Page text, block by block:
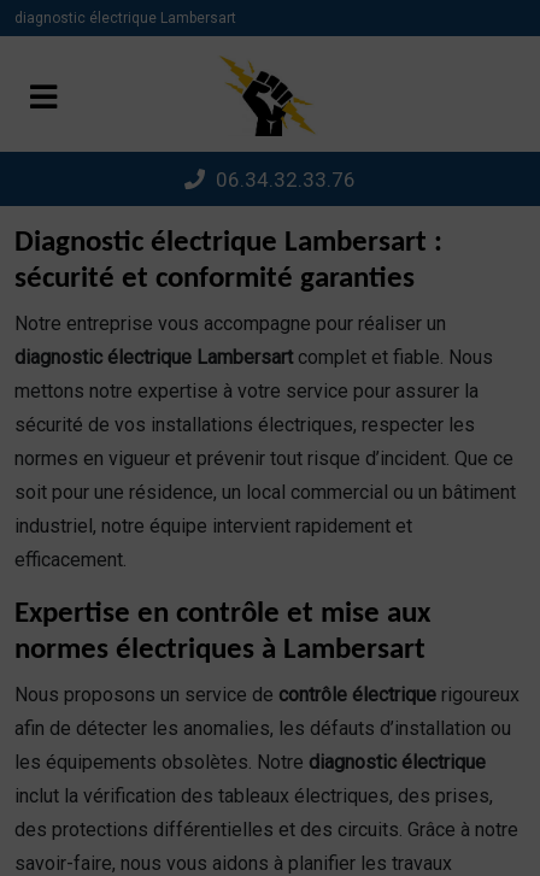
diagnostic électrique Lambersart
06.34.32.33.76
Diagnostic électrique Lambersart :
sécurité et conformité garanties
Notre entreprise vous accompagne pour réaliser un
diagnostic électrique Lambersartcomplet et fiable. Nous
mettons notre expertise à votre service pour assurer la
sécurité de vos installations électriques, respecter les
normes en vigueur et prévenir tout risque d’incident. Que ce
soit pour une résidence, un local commercial ou un bâtiment
industriel, notre équipe intervient rapidement et
efficacement.
Expertise en contrôle et mise aux
normes électriques à Lambersart
Nous proposons un service de contrôle électrique rigoureux
afin de détecter les anomalies, les défauts d’installation ou
les équipements obsolètes. Notre diagnostic électrique
inclut la vérification des tableaux électriques, des prises,
des protections différentielles et des circuits. Grâce à notre
savoir-faire, nous vous aidons à planifier les travaux
Panneau de gestion des cookies